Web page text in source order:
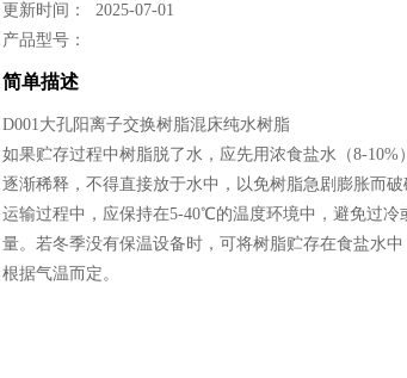
更新时间： 2025-07-01
产品型号：
简单描述
D001大孔阳离子交换树脂混床纯水树脂
如果贮存过程中树脂脱了水，应先用浓食盐水（8-10%
逐渐稀释，不得直接放于水中，以免树脂急剧膨胀而
运输过程中，应保持在5-40℃的温度环境中，避免过冷
量。若冬季没有保温设备时，可将树脂贮存在食盐水
根据气温而定。